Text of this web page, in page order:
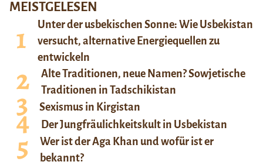
MEISTGELESEN
Unter der usbekischen Sonne: Wie Usbekistan
versucht, alternative Energiequellen zu
entwickeln
Alte Traditionen, neue Namen? Sowjetische
Traditionen in Tadschikistan
Sexismus in Kirgistan
Der Jungfräulichkeitskult in Usbekistan
Wer ist der Aga Khan und wofür ist er
bekannt?